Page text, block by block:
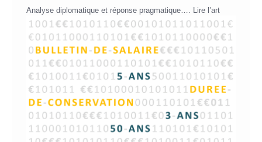
Analyse diplomatique et réponse pragmatique…. Lire l’art